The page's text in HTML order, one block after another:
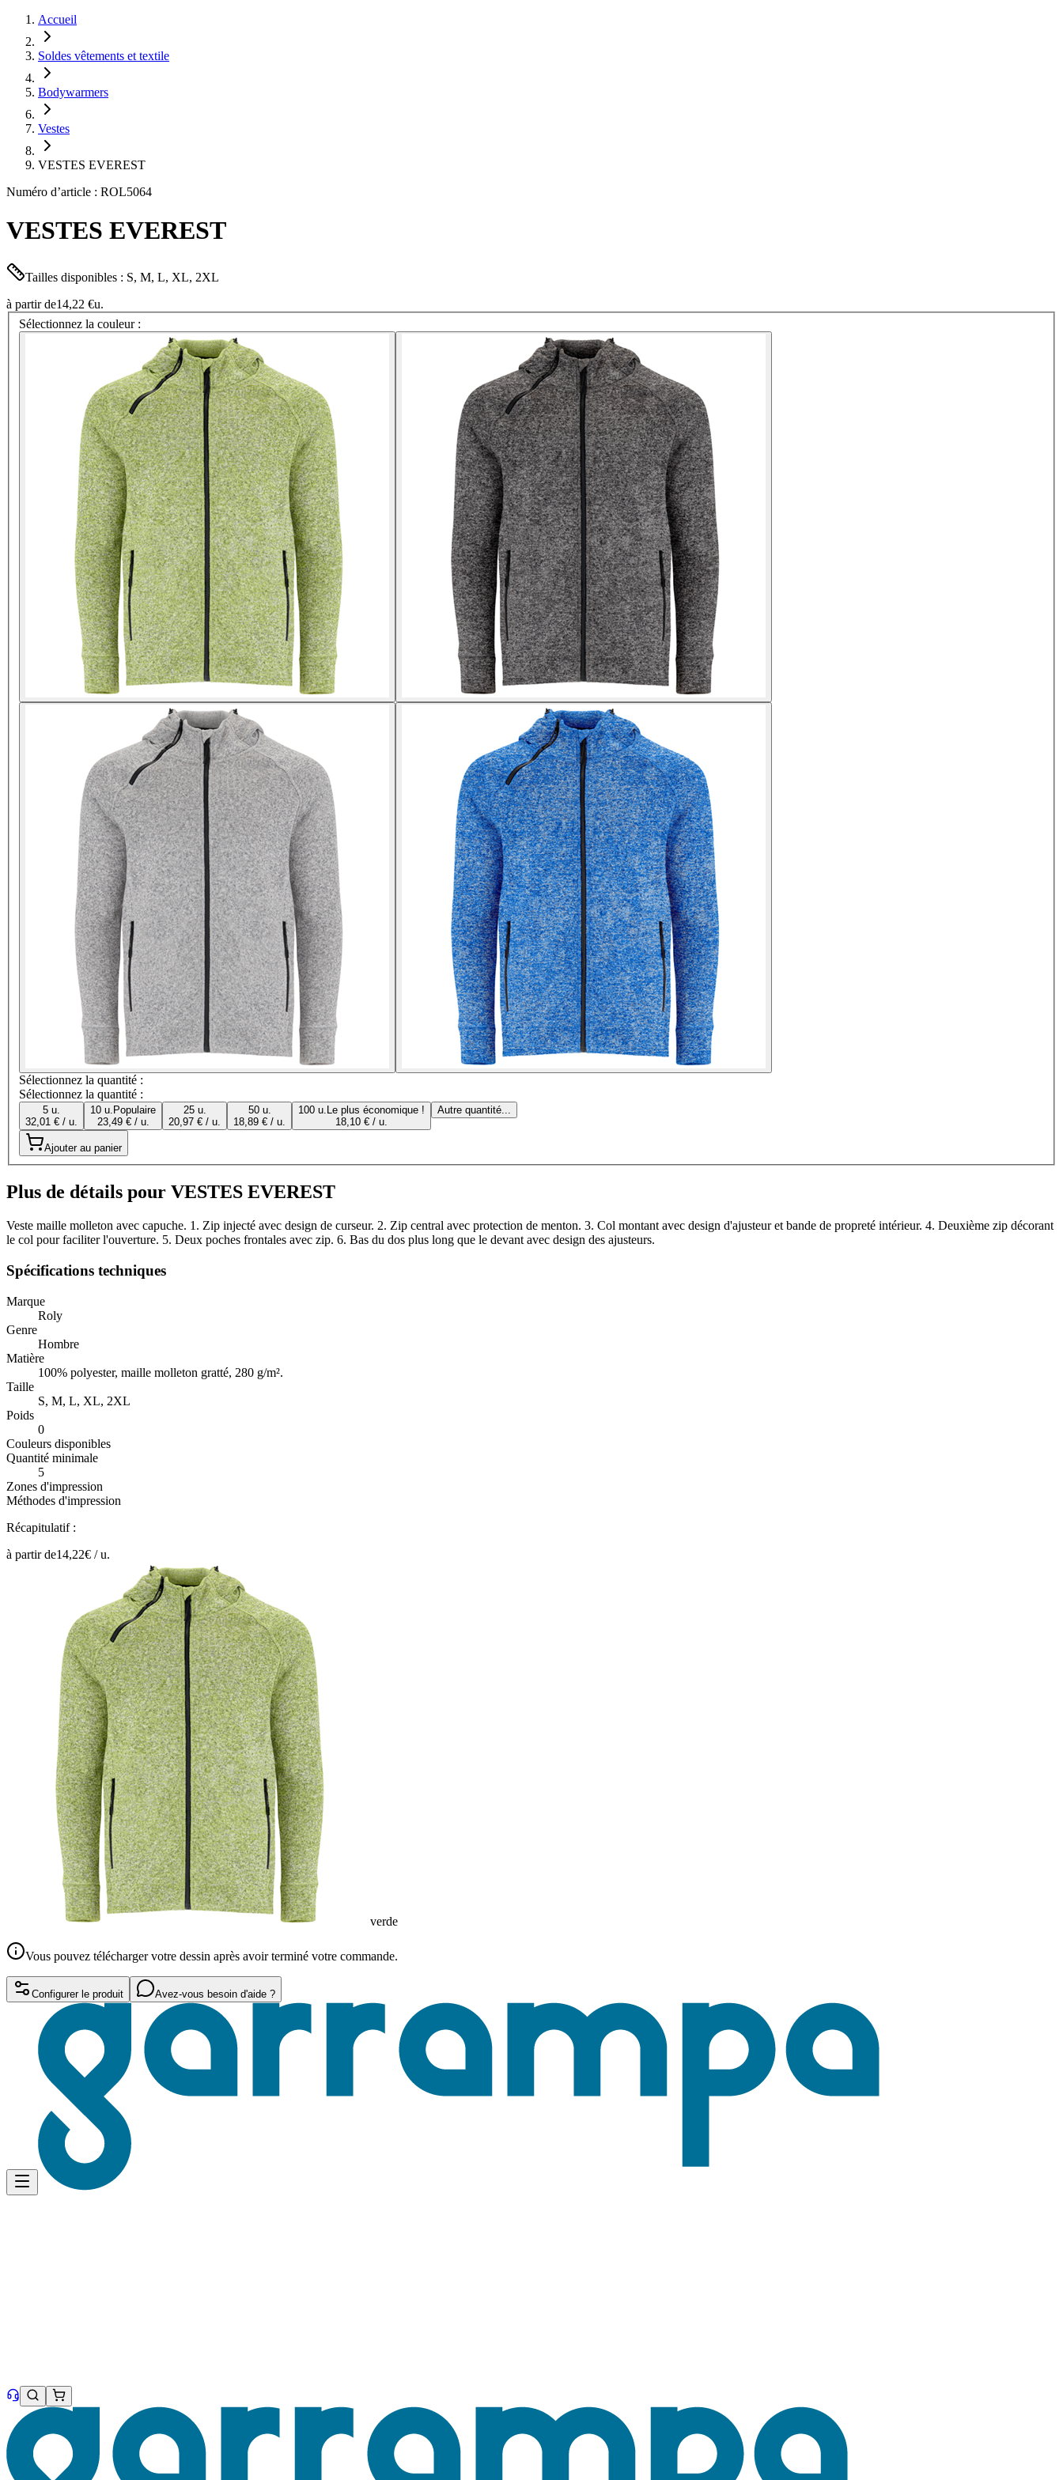
Accueil
Soldes vêtements et textile
Bodywarmers
Vestes
VESTES EVEREST
Numéro d’article : ROL5064
VESTES EVEREST
Tailles disponibles : S, M, L, XL, 2XL
à partir de14,22 €u.
Sélectionnez la couleur :
Sélectionnez la quantité :
Sélectionnez la quantité :
5 u.
32,01 € / u.
10 u. Populaire
23,49 € / u.
25 u.
20,97 € / u.
50 u.
18,89 € / u.
100 u. Le plus économique !
18,10 € / u.
Autre quantité...
Ajouter au panier
Plus de détails pour VESTES EVEREST
Veste maille molleton avec capuche. 1. Zip injecté avec design de curseur. 2. Zip central avec protection de menton. 3. Col montant avec design d'ajusteur et bande de propreté intérieur. 4. Deuxième zip décorant
le col pour faciliter l'ouverture. 5. Deux poches frontales avec zip. 6. Bas du dos plus long que le devant avec design des ajusteurs.
Spécifications techniques
Marque
Roly
Genre
Hombre
Matière
100% polyester, maille molleton gratté, 280 g/m².
Taille
S, M, L, XL, 2XL
Poids
0
Couleurs disponibles
Quantité minimale
5
Zones d'impression
Méthodes d'impression
Récapitulatif :
à partir de14,22€ /u.
verde
Vous pouvez télécharger votre dessin après avoir terminé votre commande.
Configurer le produit Avez-vous besoin d'aide ?